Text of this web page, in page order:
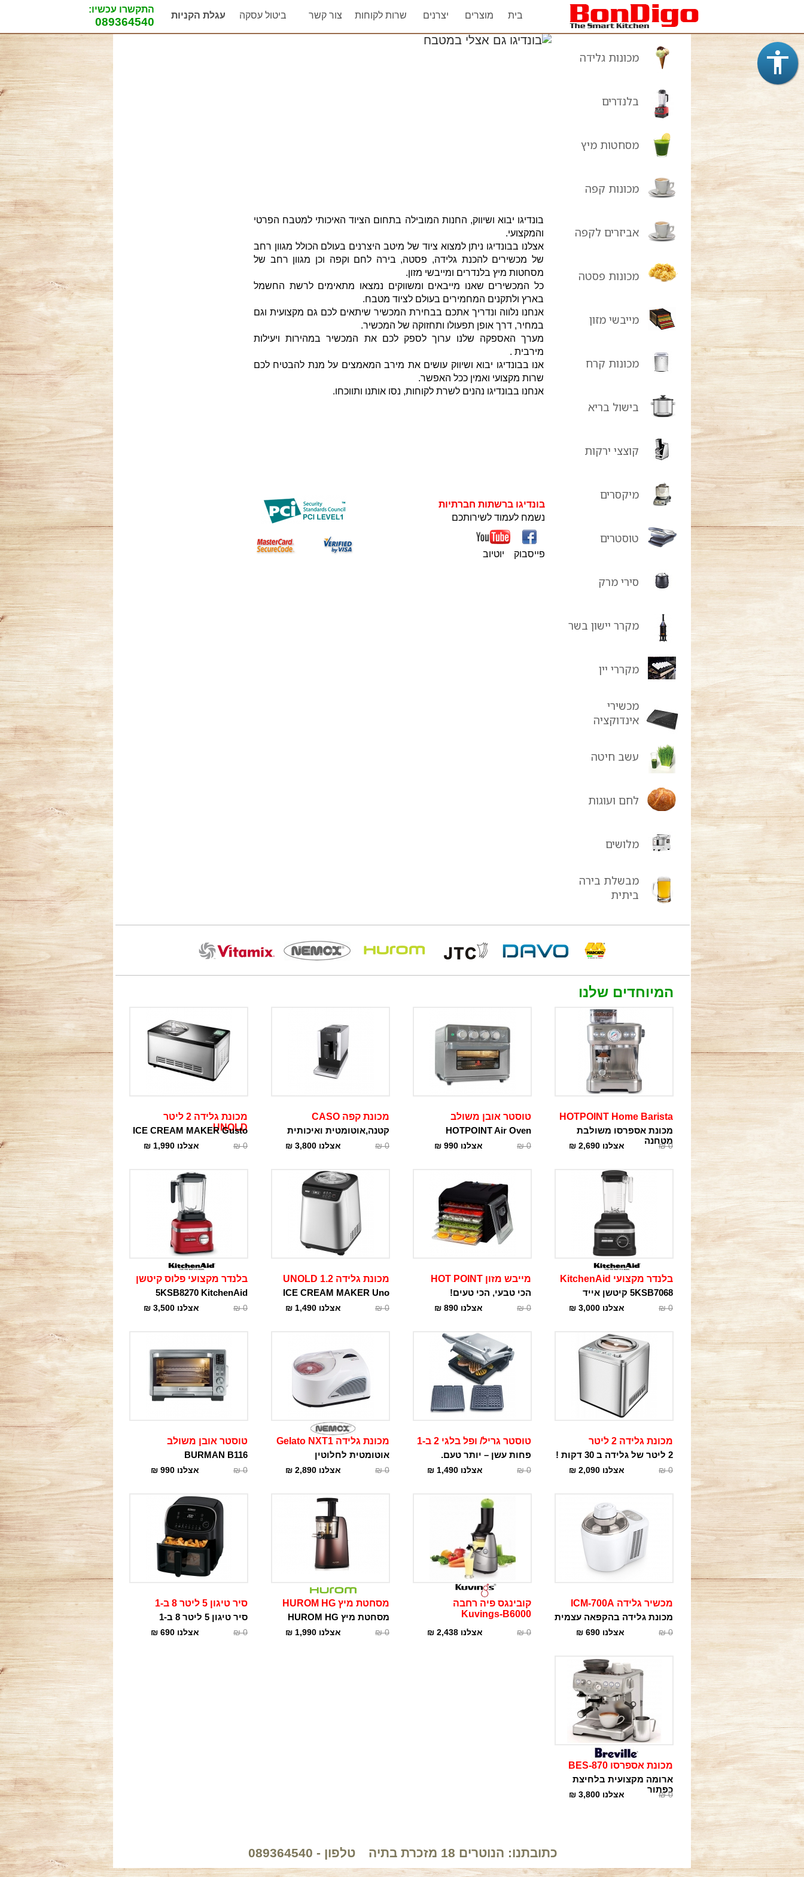
התקשרו עכשיו:
089364540 עגלת הקניות ביטול עסקה צור קשר שרות לקוחות יצרנים מוצרים בית
מכונות גלידה
בלנדרים
מסחטות מיץ
מכונות קפה
אביזרים לקפה
מכונות פסטה
מייבשי מזון
מכונות קרח
בישול בריא
קוצצי ירקות
מיקסרים
טוסטרים
סירי מרק
מקרר יישון בשר
מקררי יין
מכשירי
אינדוקציה
עשב חיטה
לחם ועוגות
מלושים
מבשלת בירה
ביתית
בונדיגו יבוא ושיווק, החנות המובילה בתחום הציוד האיכותי למטבח הפרטי
והמקצועי.
אצלנו בבונדיגו ניתן למצוא ציוד של מיטב היצרנים בעולם הכולל מגוון רחב
של מכשירים להכנת גלידה, פסטה, בירה לחם וקפה וכן מגוון רחב של
מסחטות מיץ בלנדרים ומייבשי מזון.
כל המכשירים שאנו מייבאים ומשווקים נמצאו מתאימים לרשת החשמל
בארץ ולתקנים המחמירים בעולם לציוד מטבח.
אנחנו נלווה ונדריך אתכם בבחירת המכשיר שיתאים לכם גם מקצועית וגם
במחיר, דרך אופן תפעולו ותחזוקה של המכשיר.
מערך האספקה שלנו ערוך לספק לכם את המכשיר במהירות ויעילות
מירבית .
אנו בבונדיגו יבוא ושיווק עושים את מירב המאמצים על מנת להבטיח לכם
שרות מקצועי ואמין ככל האפשר.
אנחנו בבונדיגו נהנים לשרת לקוחות, נסו אותנו ותווכחו.
בונדיגו ברשתות חברתיות
נשמח לעמוד לשירותכם
פייסבוק יוטיוב
המיוחדים שלנו
HOTPOINT Home Barista
מכונת אספרסו משולבת
מטחנה
0
₪ אצלנו 2,690
₪
טוסטר אובן משולב
HOTPOINT Air Oven
0
₪ אצלנו 990
₪
מכונת קפה CASO
קטנה,אוטומטית ואיכותית
0
₪ אצלנו 3,800
₪
מכונת גלידה 2 ליטר
UNOLD
ICE CREAM MAKER Gusto
0
₪ אצלנו 1,990
₪
בלנדר מקצועי KitchenAid
5KSB7068 קיטשן אייד
0
₪ אצלנו 3,000
₪
מייבש מזון HOT POINT
הכי טבעי, הכי טעים!
0
₪ אצלנו 890
₪
מכונת גלידה 1.2 UNOLD
ICE CREAM MAKER Uno
0
₪ אצלנו 1,490
₪
בלנדר מקצועי פלוס קיטשן
5KSB8270 KitchenAid
0
₪ אצלנו 3,500
₪
מכונת גלידה 2 ליטר
2 ליטר של גלידה ב 30 דקות !
0
₪ אצלנו 2,090
₪
טוסטר גריל/ ופל בלגי 2 ב-1
פחות עשן – יותר טעם.
0
₪ אצלנו 1,490
₪
מכונת גלידה Gelato NXT1
אוטומטית לחלוטין
0
₪ אצלנו 2,890
₪
טוסטר אובן משולב
BURMAN B116
0
₪ אצלנו 990
₪
מכשיר גלידה ICM-700A
מכונת גלידה בהקפאה עצמית
0
₪ אצלנו 690
₪
קובינגס פיה רחבה
Kuvings-B6000
0
₪ אצלנו 2,438
₪
מסחטת מיץ HUROM HG
מסחטת מיץ HUROM HG
0
₪ אצלנו 1,990
₪
סיר טיגון 5 ליטר 8 ב-1
סיר טיגון 5 ליטר 8 ב-1
0
₪ אצלנו 690
₪
מכונת אספרסו BES-870
ארומה מקצועית בלחיצת
כפתור
0
₪ אצלנו 3,800
₪
כתובתנו: הנוטרים 18 מזכרת בתיה טלפון - 089364540